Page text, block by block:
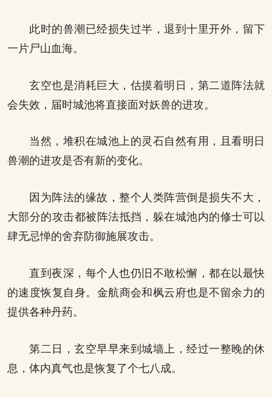
此时的兽潮已经损失过半，退到十里开外，留下
一片尸山血海。
玄空也是消耗巨大，估摸着明日，第二道阵法就
会失效，届时城池将直接面对妖兽的进攻。
当然，堆积在城池上的灵石自然有用，且看明日
兽潮的进攻是否有新的变化。
因为阵法的缘故，整个人类阵营倒是损失不大，
大部分的攻击都被阵法抵挡，躲在城池内的修士可以
肆无忌惮的舍弃防御施展攻击。
直到夜深，每个人也仍旧不敢松懈，都在以最快
的速度恢复自身。金航商会和枫云府也是不留余力的
提供各种丹药。
第二日，玄空早早来到城墙上，经过一整晚的休
息，体内真气也是恢复了个七八成。